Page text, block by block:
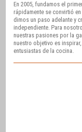
En 2005, fundamos el
rápidamente se convirtió
dimos un paso adelante y
independiente. Para
nuestras pasiones por la
nuestro objetivo es
entusiastas de la cocina.